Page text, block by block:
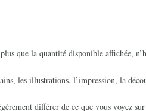
que la quantité disponible affichée,
les illustrations, l’impression, la
différer de ce que vous voyez